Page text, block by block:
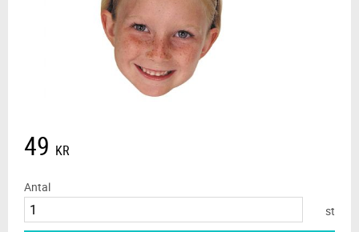
49 KR
Antal
st